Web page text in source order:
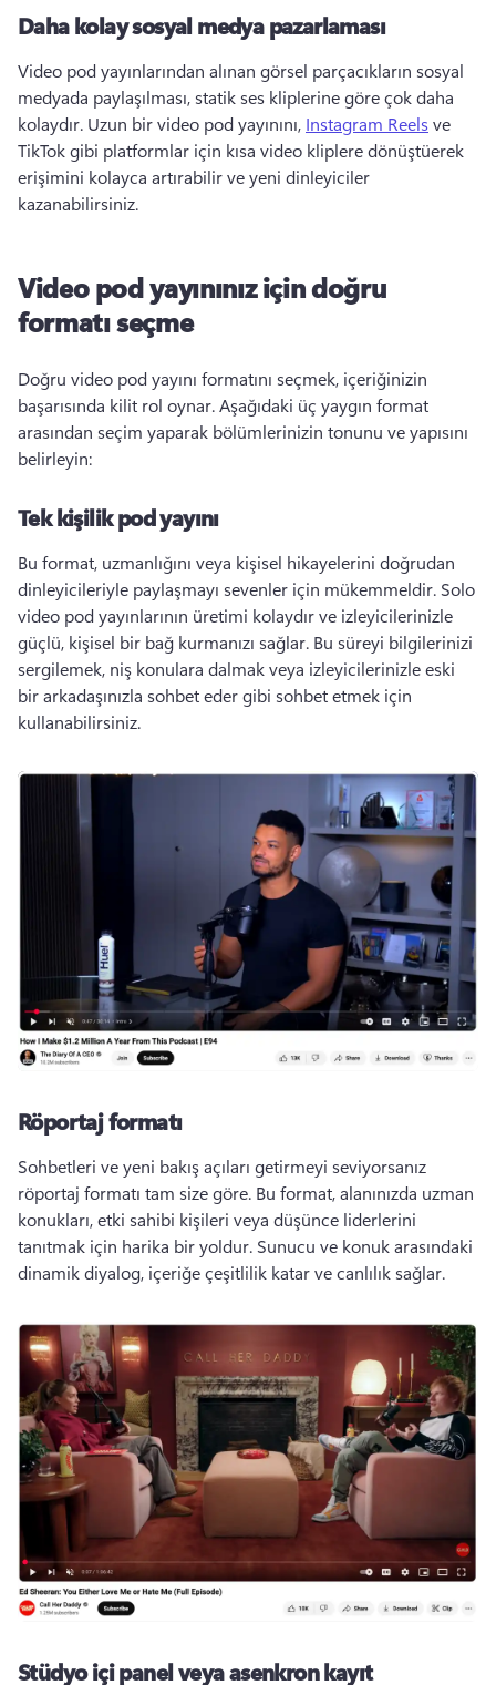
Daha kolay sosyal medya pazarlaması
Video pod yayınlarından alınan görsel parçacıkların sosyal
medyada paylaşılması, statik ses kliplerine göre çok daha
kolaydır. Uzun bir video pod yayınını, Instagram Reels ve
TikTok gibi platformlar için kısa video kliplere dönüştüerek
erişimini kolayca artırabilir ve yeni dinleyiciler
kazanabilirsiniz.
Video pod yayınınız için doğru
formatı seçme
Doğru video pod yayını formatını seçmek, içeriğinizin
başarısında kilit rol oynar. Aşağıdaki üç yaygın format
arasından seçim yaparak bölümlerinizin tonunu ve yapısını
belirleyin:
Tek kişilik pod yayını
Bu format, uzmanlığını veya kişisel hikayelerini doğrudan
dinleyicileriyle paylaşmayı sevenler için mükemmeldir. Solo
video pod yayınlarının üretimi kolaydır ve izleyicilerinizle
güçlü, kişisel bir bağ kurmanızı sağlar. Bu süreyi bilgilerinizi
sergilemek, niş konulara dalmak veya izleyicilerinizle eski
bir arkadaşınızla sohbet eder gibi sohbet etmek için
kullanabilirsiniz.
Röportaj formatı
Sohbetleri ve yeni bakış açıları getirmeyi seviyorsanız
röportaj formatı tam size göre. Bu format, alanınızda uzman
konukları, etki sahibi kişileri veya düşünce liderlerini
tanıtmak için harika bir yoldur. Sunucu ve konuk arasındaki
dinamik diyalog, içeriğe çeşitlilik katar ve canlılık sağlar.
Stüdyo içi panel veya asenkron kayıt